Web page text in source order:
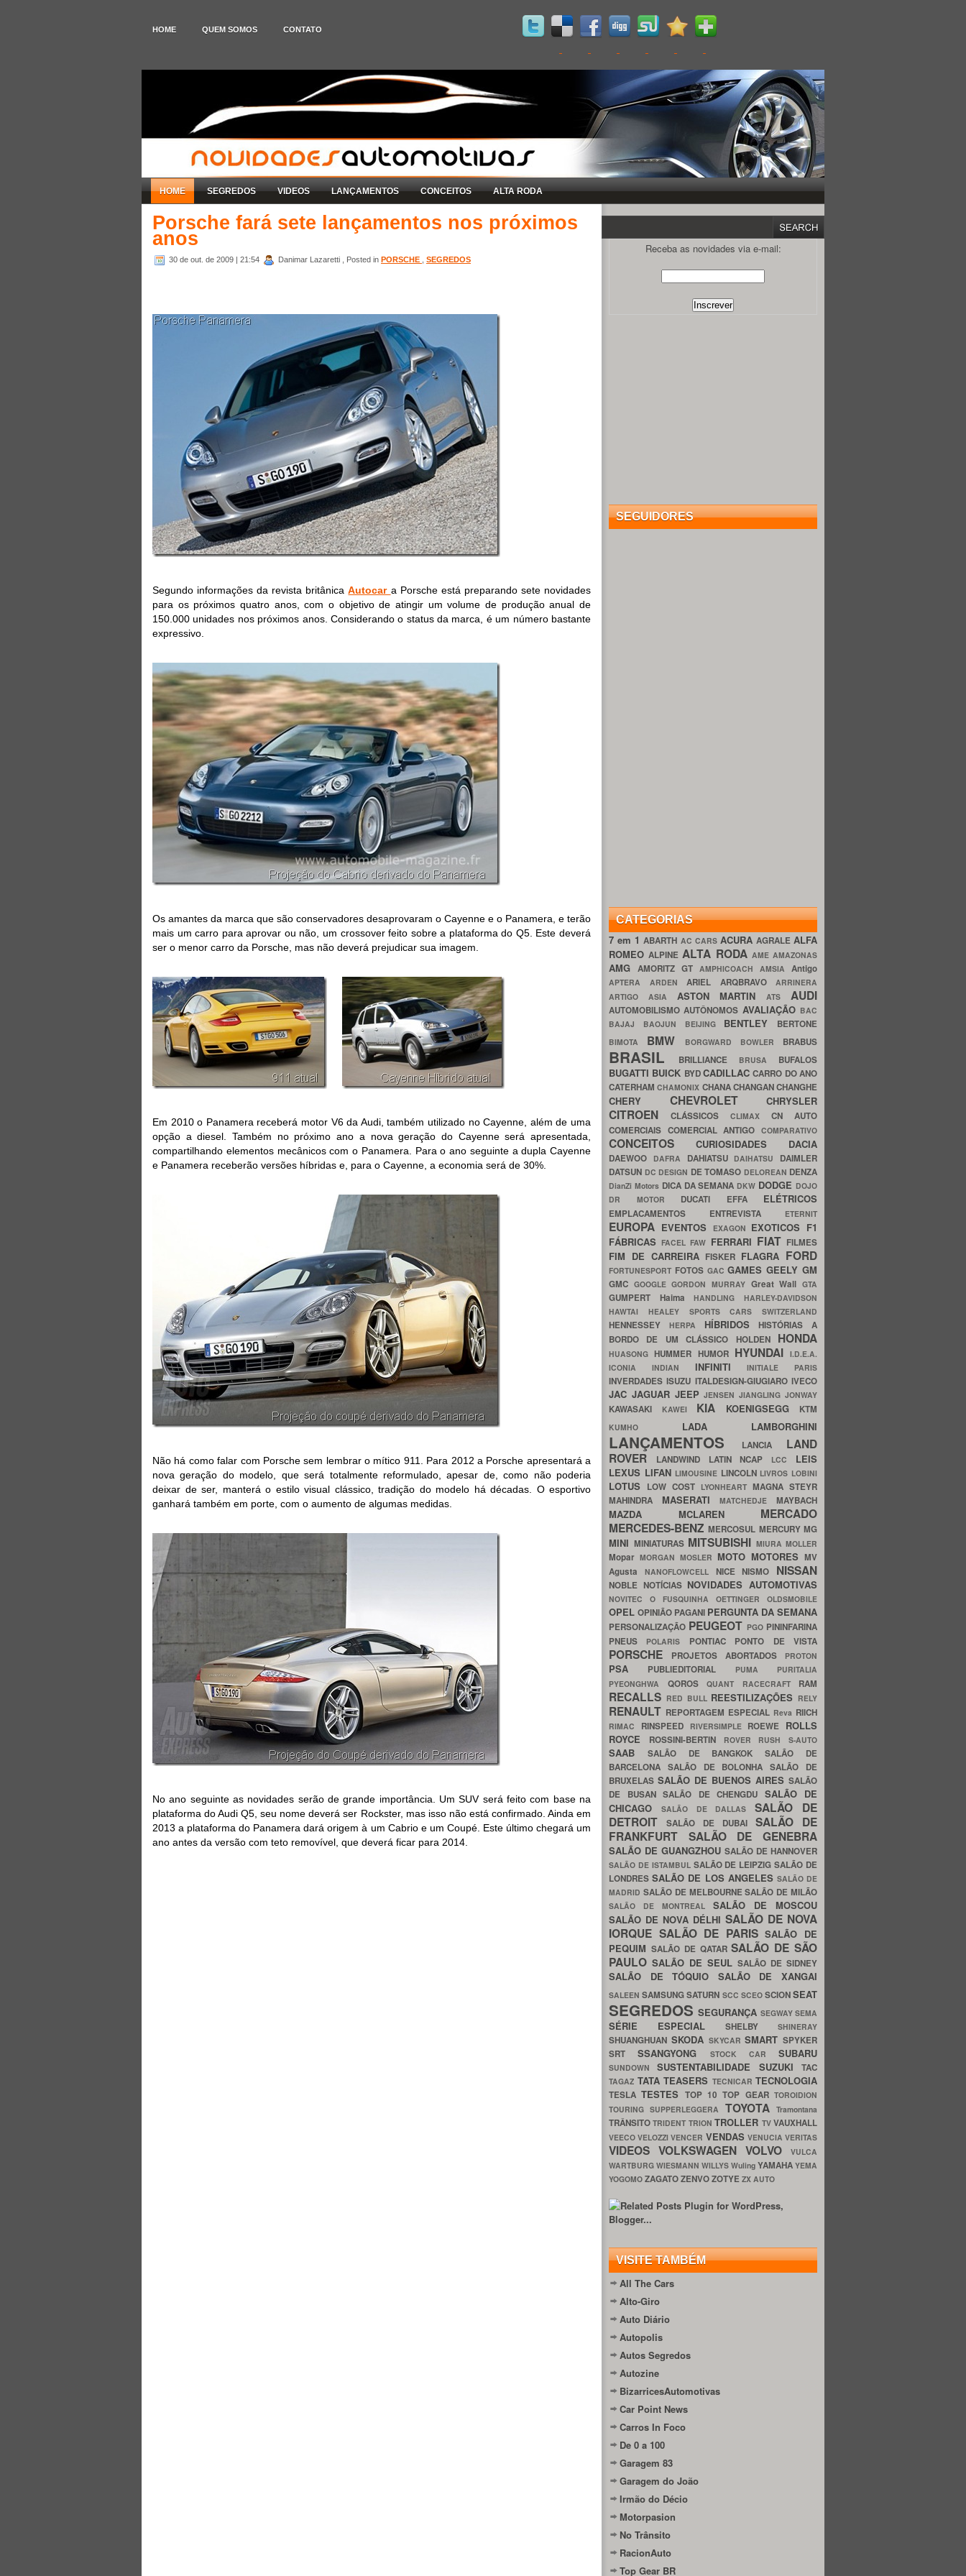
HOME QUEM SOMOS CONTATO
HOME SEGREDOS VIDEOS LANÇAMENTOS CONCEITOS ALTA RODA
Porsche fará sete lançamentos nos próximos
anos
30 de out. de 2009 | 21:54 Danimar Lazaretti , Posted in PORSCHE SEGREDOS
Segundo informações da revista britânicaAutocar a Porsche está preparando sete novidades
para os próximos quatro anos, com o objetivo de atingir um volume de produção anual de
150.000 unidades nos próximos anos. Considerando o status da marca, é um número bastante
expressivo.
Os amantes da marca que são conservadores desaprovaram o Cayenne e o Panamera, e terão
mais um carro para aprovar ou não, um crossover feito sobre a plataforma do Q5. Este deverá
ser o menor carro da Porsche, mas não deverá prejudicar sua imagem.
Em 2010 o Panamera receberá motor V6 da Audi, também utilizado no Cayenne, além de uma
opção a diesel. Também no próximo ano a nova geração do Cayenne será apresentada,
compartilhando elementos mecânicos com o Panamera. Para o ano seguinte a dupla Cayenne
e Panamera receberão versões híbridas e, para o Cayenne, a economia será de 30%.
Não há como falar com Porsche sem lembrar o mítico 911. Para 2012 a Porsche apresentará a
nova geração do modelo, que será totalmente reformulado, apesar de, como não poderia
deixar de ser, manterá o estilo visual clássico, tradição do modelo há décadas. O esportivo
ganhará também em porte, com o aumento de algumas medidas.
No ano seguinte as novidades serão de grande importância. Um SUV será feito com base na
plataforma do Audi Q5, seu nome deverá ser Rockster, mas isso não está confirmado. Ainda em
2013 a plataforma do Panamera dará origem à um Cabrio e um Coupé. Este último chegará um
ano antes da versão com teto removível, que deverá ficar para 2014.
Receba as novidades via e-mail:
SEGUIDORES
CATEGORIAS
7 em 1ABARTH AC CARS ACURA AGRALE ALFA
ROMEOALPINEALTA RODA AME AMAZONAS
AMG AMORITZ GT AMPHICOACH AMSIA Antigo
APTERA ARDEN ARIEL ARQBRAVO ARRINERA
ARTIGO ASIA ASTON MARTINATS AUDI
AUTOMOBILISMOAUTÔNOMOS AVALIAÇÃO BAC
BAJAJ BAOJUN BEIJING BENTLEY BERTONE
BIMOTA BMW BORGWARD BOWLER BRABUS
BRASIL BRILLIANCE BRUSA BUFALOS
BUGATTI BUICK BYDCADILLACCARRO DO ANO
CATERHAMCHAMONIX CHANACHANGANCHANGHE
CHERY CHEVROLET CHRYSLER
CITROEN CLÁSSICOS CLIMAX CN AUTO
COMERCIAIS COMERCIAL ANTIGOCOMPARATIVO
CONCEITOS CURIOSIDADES DACIA
DAEWOO DAFRA DAHIATSU DAIHATSU DAIMLER
DATSUN DC DESIGN DE TOMASO DELOREAN DENZA
DianZi Motors DICA DA SEMANA DKW DODGE DOJO
DR MOTOR DUCATI EFFA ELÉTRICOS
EMPLACAMENTOS ENTREVISTA ETERNIT
EUROPA EVENTOS EXAGON EXOTICOS F1
FÁBRICASFACELFAW FERRARI FIAT FILMES
FIM DE CARREIRA FISKER FLAGRA FORD
FORTUNESPORT FOTOS GACGAMESGEELYGM
GMC GOOGLEGORDON MURRAY Great WallGTA
GUMPERT HaimaHANDLINGHARLEY-DAVIDSON
HAWTAI HEALEY SPORTS CARS SWITZERLAND
HENNESSEY HERPA HÍBRIDOSHISTÓRIAS A
BORDO DE UM CLÁSSICO HOLDEN HONDA
HUASONGHUMMER HUMOR HYUNDAI I.D.E.A.
ICONIA INDIAN INFINITIINITIALE PARIS
INVERDADESISUZU ITALDESIGN-GIUGIAROIVECO
JAC JAGUAR JEEPJENSENJIANGLINGJONWAY
KAWASAKI KAWEI KIA KOENIGSEGG KTM
KUMHO LADA LAMBORGHINI
LANÇAMENTOS LANCIA LAND
ROVER
LANDWIND LATIN NCAP LCC LEIS
LEXUS LIFAN LIMOUSINE LINCOLN LIVROS LOBINI
LOTUS LOW COST LYONHEART MAGNA STEYR
MAHINDRA MASERATIMATCHEDJEMAYBACH
MAZDA MCLAREN MERCADO
MERCEDES-BENZMERCOSUL MERCURYMG
MINI MINIATURAS MITSUBISHI MIURA MOLLER
Mopar MORGAN MOSLER MOTO MOTORES MV
Agusta NANOFLOWCELL NICENISMO NISSAN
NOBLE NOTÍCIAS NOVIDADES AUTOMOTIVAS
NOVITEC O FUSQUINHA OETTINGER OLDSMOBILE
OPEL OPINIÃO PAGANI PERGUNTA DA SEMANA
PERSONALIZAÇÃO PEUGEOT PGO PININFARINA
PNEUS
POLARIS PONTIAC PONTO DE VISTA
PORSCHE PROJETOS ABORTADOS PROTON
PSA PUBLIEDITORIAL PUMA PURITALIA
PYEONGHWA QOROS QUANT RACECRAFT RAM
RECALLS RED BULL REESTILIZAÇÕES RELY
RENAULT REPORTAGEM ESPECIAL Reva RIICH
RIMAC RINSPEED RIVERSIMPLE ROEWE ROLLS
ROYCE
ROSSINI-BERTIN ROVER RUSH S-AUTO
SAAB SALÃO DE BANGKOKSALÃO DE
BARCELONA SALÃO DE BOLONHASALÃO DE
BRUXELAS SALÃO DE BUENOS AIRES SALÃO
DE BUSAN SALÃO DE CHENGDU SALÃO DE
CHICAGO
SALÃO DE DALLASSALÃO DE
DETROIT
SALÃO DE DUBAI SALÃO DE
FRANKFURT SALÃO DE GENEBRA
SALÃO DE GUANGZHOU SALÃO DE HANNOVER
SALÃO DE ISTAMBUL SALÃO DE LEIPZIGSALÃO DE
LONDRESSALÃO DE LOS ANGELES SALÃO DE
MADRID SALÃO DE MELBOURNESALÃO DE MILÃO
SALÃO DE MONTREAL SALÃO DE MOSCOU
SALÃO DE NOVA DÉLHI SALÃO DE NOVA
IORQUE SALÃO DE PARISSALÃO DE
PEQUIM SALÃO DE QATARSALÃO DE SÃO
PAULO SALÃO DE SEUL SALÃO DE SIDNEY
SALÃO DE TÓQUIO SALÃO DE XANGAI
SALEENSAMSUNGSATURN SCC SCEO SCIONSEAT
SEGREDOSSEGURANÇA SEGWAYSEMA
SÉRIE ESPECIAL SHELBY SHINERAY
SHUANGHUAN SKODA SKYCARSMART SPYKER
SRTSSANGYONG STOCK CAR SUBARU
SUNDOWNSUSTENTABILIDADE SUZUKITAC
TAGAZ TATA TEASERS TECNICAR TECNOLOGIA
TESLATESTES TOP 10TOP GEARTOROIDION
TOURING SUPPERLEGGERA TOYOTATramontana
TRÂNSITOTRIDENT TRIONTROLLER TVVAUXHALL
VEECOVELOZZIVENCER VENDAS VENUCIAVERITAS
VIDEOS VOLKSWAGEN VOLVO
VULCA
WARTBURG WIESMANN WILLYS Wuling YAMAHA YEMA
YOGOMO ZAGATOZENVOZOTYE ZX AUTO
VISITE TAMBÉM
All The Cars
Alto-Giro
Auto Diário
Autopolis
Autos Segredos
Autozine
BizarricesAutomotivas
Car Point News
Carros In Foco
De 0 a 100
Garagem 83
Garagem do João
Irmão do Décio
Motorpasion
No Trânsito
RacionAuto
Top Gear BR